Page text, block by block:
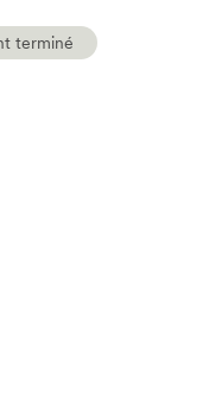
terminé